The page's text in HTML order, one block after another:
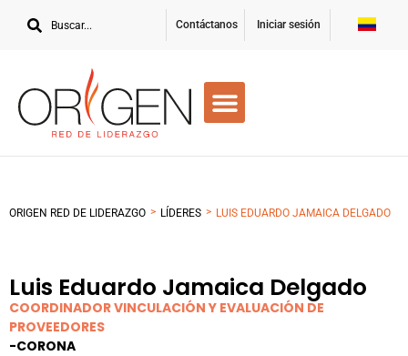
Contáctanos Iniciar sesión
ORIGEN RED DE LIDERAZGO > LÍDERES > LUIS EDUARDO JAMAICA DELGADO
Luis Eduardo Jamaica Delgado
COORDINADOR VINCULACIÓN Y EVALUACIÓN DE
PROVEEDORES
-CORONA